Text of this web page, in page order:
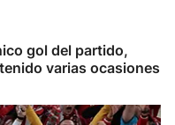
gol del partido,
varias ocasiones